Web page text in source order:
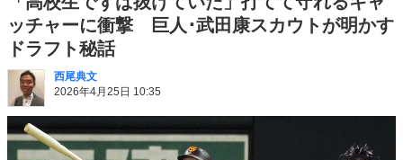
ッチャーに衝撃 巨人･武田康スカウトが明かす
ドラフト秘話
西尾典文
2026年4月25日 10:35